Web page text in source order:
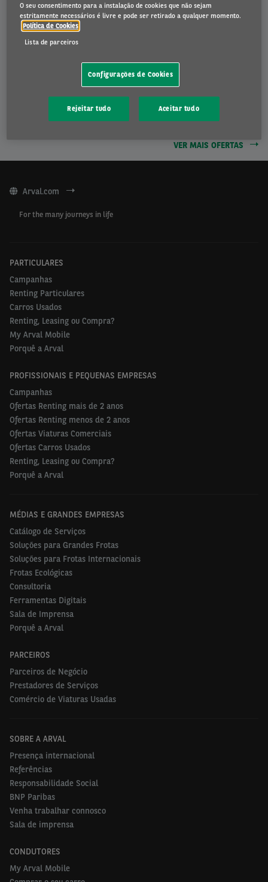
559 €
IVA inc./mês
72 meses -10000 km/ano
VER MAIS OFERTAS
Arval.com
For the many journeys in life
PARTICULARES
Campanhas
Renting Particulares
Carros Usados
Renting, Leasing ou Compra?
My Arval Mobile
Porquê a Arval
PROFISSIONAIS E PEQUENAS EMPRESAS
Campanhas
Ofertas Renting mais de 2 anos
Ofertas Renting menos de 2 anos
Ofertas Viaturas Comerciais
Ofertas Carros Usados
Renting, Leasing ou Compra?
Porquê a Arval
MÉDIAS E GRANDES EMPRESAS
Catálogo de Serviços
Soluções para Grandes Frotas
Soluções para Frotas Internacionais
Frotas Ecológicas
Consultoria
Ferramentas Digitais
Sala de Imprensa
Porquê a Arval
PARCEIROS
Parceiros de Negócio
Prestadores de Serviços
Comércio de Viaturas Usadas
SOBRE A ARVAL
Presença internacional
Referências
Responsabilidade Social
BNP Paribas
Venha trabalhar connosco
Sala de imprensa
CONDUTORES
My Arval Mobile
O seu consentimento para a instalação de cookies que não sejam
estritamente necessários é livre e pode ser retirado a qualquer momento.
Política de Cookies
Lista de parceiros
Configurações de Cookies
Rejeitar tudo Aceitar tudo